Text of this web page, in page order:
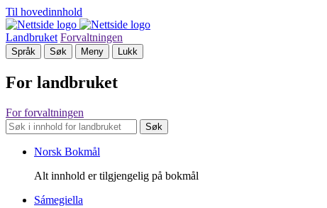
Til hovedinnhold
Landbruket Forvaltningen
Språk Søk Meny Lukk
For landbruket
For forvaltningen
Søk
Norsk Bokmål
Alt innhold er tilgjengelig på bokmål
Sámegiella